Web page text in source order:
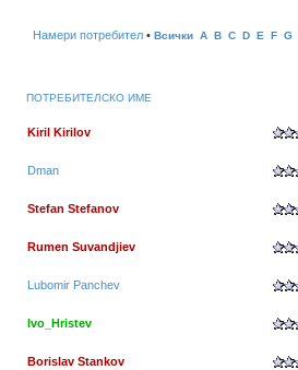
н
Намери потребител • Всички A B C D E F G
ПОТРЕБИТЕЛСКО ИМЕ
Kiril Kirilov
Dman
Stefan Stefanov
Rumen Suvandjiev
Lubomir Panchev
Ivo_Hristev
Borislav Stankov